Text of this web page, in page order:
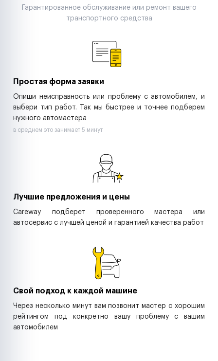
Строительные компании
Аренда спецтехники
Гарантированное обслуживание или ремонт вашего
транспортного средства
Простая форма заявки
Опиши неисправность или проблему с автомобилем, и
выбери тип работ. Так мы быстрее и точнее подберем
нужного автомастера
в среднем это занимает 5 минут
Лучшие предложения и цены
Careway подберет проверенного мастера или
автосервис с лучшей ценой и гарантией качества работ
Свой подход к каждой машине
Через несколько минут вам позвонит мастер с хорошим
рейтингом под конкретно вашу проблему с вашим
автомобилем